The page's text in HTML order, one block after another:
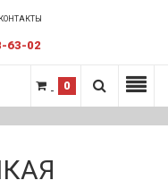
КОНТАКТЫ
63-02
0